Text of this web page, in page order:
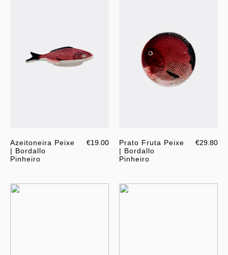
Azeitoneira Peixe
| Bordallo
Pinheiro
€19.00
Prato Fruta Peixe
| Bordallo
Pinheiro
€29.80